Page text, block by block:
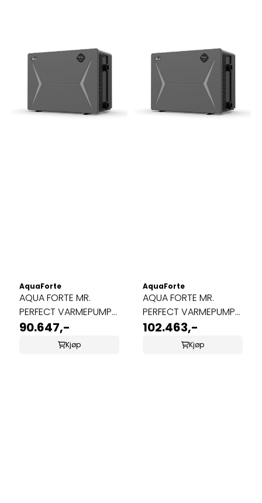
AquaForte
AQUA FORTE MR.
PERFECT VARMEPUMPE
27KW
90.647,-
Kjøp
AquaForte
AQUA FORTE MR.
PERFECT VARMEPUMPE
32KW
102.463,-
Kjøp